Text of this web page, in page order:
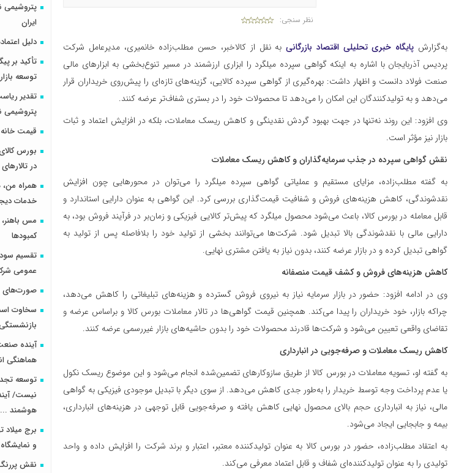
نظر سنجی:
به‌گزارش پایگاه خبری تحلیلی اقتصاد بازرگانیبه نقل از کالاخبر‌، حسن مطلب‌زاده خانمیری، مدیرعامل شرکت
پردیس آذربایجان با اشاره به اینکه گواهی سپرده میلگرد را ابزاری ارزشمند در مسیر تنوع‌بخشی به ابزارهای مالی
صنعت فولاد دانست و اظهار داشت: بهره‌گیری از گواهی سپرده کالایی، گزینه‌های تازه‌ای را پیش‌روی خریداران قرار
می‌دهد و به تولیدکنندگان این امکان را می‌دهد تا محصولات خود را در بستری شفاف‌تر عرضه کنند.
وی افزود: این روند نه‌تنها در جهت بهبود گردش نقدینگی و کاهش ریسک معاملات، بلکه در افزایش اعتماد و ثبات
بازار نیز مؤثر است.
نقش گواهی سپرده در جذب سرمایه‌گذاران و کاهش ریسک معاملات
به گفته مطلب‌زاده، مزایای مستقیم و عملیاتی گواهی سپرده میلگرد را می‌توان در محورهایی چون افزایش
نقدشوندگی، کاهش هزینه‌های فروش و شفافیت قیمت‌گذاری بررسی کرد. این گواهی به عنوان دارایی استاندارد و
قابل معامله در بورس کالا، باعث می‌شود محصول میلگرد که پیش‌تر کالایی فیزیکی و زمان‌بر در فرآیند فروش بود، به
دارایی مالی با نقدشوندگی بالا تبدیل شود. شرکت‌ها می‌توانند بخشی از تولید خود را بلافاصله پس از تولید به
گواهی تبدیل کرده و در بازار عرضه کنند، بدون نیاز به یافتن مشتری نهایی.
کاهش هزینه‌های فروش و کشف قیمت منصفانه
وی در ادامه افزود: حضور در بازار سرمایه نیاز به نیروی فروش گسترده و هزینه‌های تبلیغاتی را کاهش می‌دهد،
چراکه بازار، خود خریداران را پیدا می‌کند. همچنین قیمت گواهی‌ها در تالار معاملات بورس کالا و براساس عرضه و
تقاضای واقعی تعیین می‌شود و شرکت‌ها قادرند محصولات خود را بدون حاشیه‌های بازار غیررسمی عرضه کنند.
کاهش ریسک معاملات و صرفه‌جویی در انبارداری
به گفته او، تسویه معاملات در بورس کالا از طریق سازوکارهای تضمین‌شده انجام می‌شود و این موضوع ریسک نکول
یا عدم پرداخت وجه توسط خریدار را به‌طور جدی کاهش می‌دهد. از سوی دیگر با تبدیل موجودی فیزیکی به گواهی
مالی، نیاز به انبارداری حجم بالای محصول نهایی کاهش یافته و صرفه‌جویی قابل توجهی در هزینه‌های انبارداری،
بیمه و جابجایی ایجاد می‌شود.
به اعتقاد مطلب‌زاده، حضور در بورس کالا به عنوان تولیدکننده معتبر، اعتبار و برند شرکت را افزایش داده و واحد
تولیدی را به عنوان تولیدکننده‌ای شفاف و قابل اعتماد معرفی می‌کند.
پتروشیمی
ایران
دلیل
تأکید بر
توسعه
تقدیر
پتروشیمی
قیمت
در
همراه من،
خدمات
مس
کمبودها
عمومی
صورت‌های مالی سال
سخاوت
آینده
هماهنگی
توسعه
نیست/
هوشمند ...
برج میلاد
و
نقش